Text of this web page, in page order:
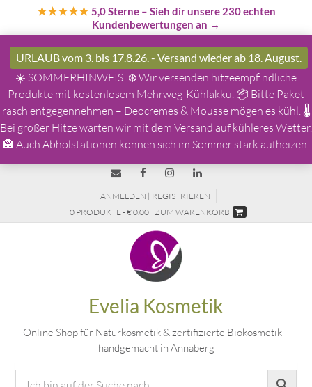
★★★★★5,0 Sterne– Sieh dir unsere 230 echten
Kundenbewertungen an →
URLAUB vom 3. bis 17.8.26. - Versand wieder ab 18. August.
☀️ SOMMERHINWEIS: ❄️ Wir versenden hitzeempfindliche
Produkte mit kostenlosem Mehrweg-Kühlakku. 📦 Bitte Paket
rasch entgegennehmen – Deocremes & Mousse mögen es kühl. 🌡️
Bei großer Hitze warten wir mit dem Versand auf kühleres Wetter.
🏤 Auch Abholstationen können sich im Sommer stark aufheizen.
ANMELDEN | REGISTRIEREN
0 PRODUKTE - € 0,00 ZUM WARENKORB
Evelia Kosmetik
Online Shop für Naturkosmetik & zertifizierte Biokosmetik –
handgemacht in Annaberg